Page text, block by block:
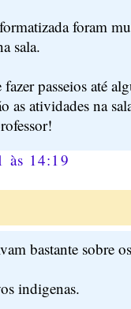
foram
sala.
fazer passeios até
as atividades na
às 14:19
bastante sobre
indigenas.